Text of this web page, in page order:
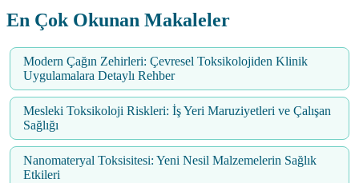
En Çok Okunan Makaleler
Modern Çağın Zehirleri: Çevresel Toksikolojiden Klinik
Uygulamalara Detaylı Rehber
Mesleki Toksikoloji Riskleri: İş Yeri Maruziyetleri ve Çalışan
Sağlığı
Nanomateryal Toksisitesi: Yeni Nesil Malzemelerin Sağlık
Etkileri